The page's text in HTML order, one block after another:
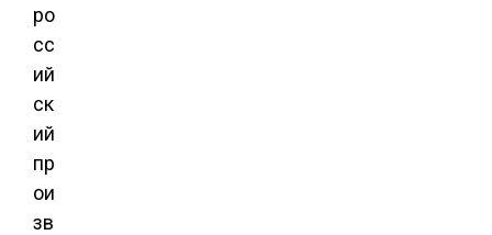
ро
сс
ий
ск
ий
пр
ои
зв